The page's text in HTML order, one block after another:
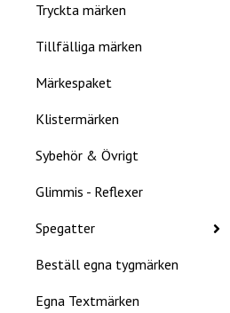
Tryckta märken
Tillfälliga märken
Märkespaket
Klistermärken
Sybehör & Övrigt
Glimmis - Reflexer
Spegatter
Beställ egna tygmärken
Egna Textmärken